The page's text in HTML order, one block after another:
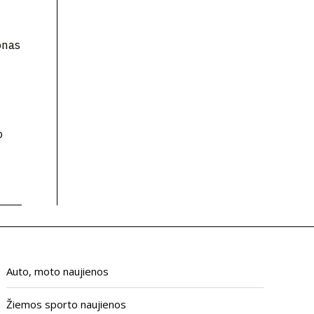
Auto, moto naujienos
Žiemos sporto naujienos